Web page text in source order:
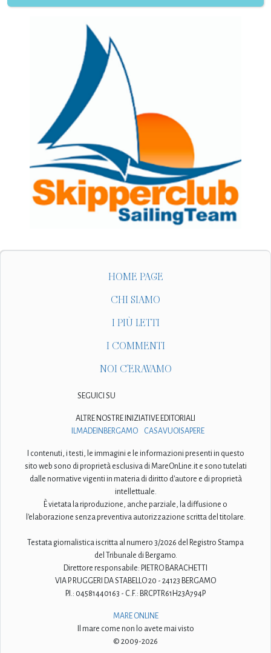
HOME PAGE
CHI SIAMO
I PIÙ LETTI
I COMMENTI
NOI C'ERAVAMO
SEGUICI SU
ALTRE NOSTRE INIZIATIVE EDITORIALI
ILMADEINBERGAMO
CASAVUOISAPERE
I contenuti, i testi, le immagini e le informazioni presenti in questo
sito web sono di proprietà esclusiva di MareOnLine.it e sono tutelati
dalle normative vigenti in materia di diritto d'autore e di proprietà
intellettuale.
È vietata la riproduzione, anche parziale, la diffusione o
l'elaborazione senza preventiva autorizzazione scritta del titolare.
Testata giornalistica iscritta al numero 3/2026 del Registro Stampa
del Tribunale di Bergamo.
Direttore responsabile: PIETRO BARACHETTI
VIA P. RUGGERI DA STABELLO 20 - 24123 BERGAMO
P.I.: 04581440163 - C.F.: BRCPTR61H23A794P
MARE ONLINE
Il mare come non lo avete mai visto
© 2009-2026